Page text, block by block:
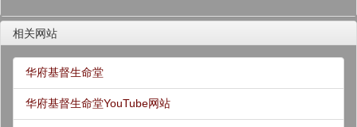
相关网站
华府基督生命堂
华府基督生命堂YouTube网站